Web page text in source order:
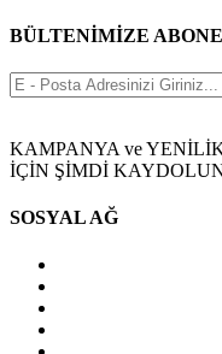
BÜLTENİMİZE
KAMPANYA ve
İÇİN ŞİMDİ
SOSYAL AĞ